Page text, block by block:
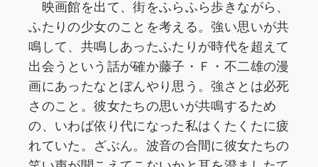
映画館を出て、街をふらふら歩きながら、
ふたりの少女のことを考える。強い思いが共
鳴して、共鳴しあったふたりが時代を超えて
出会うという話が確か藤子・Ｆ・不二雄の漫
画にあったなとぼんやり思う。強さとは必死
さのこと。彼女たちの思いが共鳴するため
の、いわば依り代になった私はくたくたに疲
れていた。ざぶん。波音の合間に彼女たちの